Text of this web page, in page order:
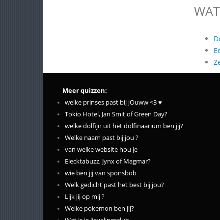
Meer quizzen:
welke prinses past bij jOuww <3 ♥
Tokio Hotel, Jan Smit of Green Day?
welke dolfijn uit het dolfinaarium ben jij?
Welke naam past bij jou ?
van welke website hou je
Elecktabuzz, Jynx of Magmar?
wie ben jij van sponsbob
Welk gedicht past het best bij jou?
Lijk jij op mij ?
Welke pokemon ben jij?